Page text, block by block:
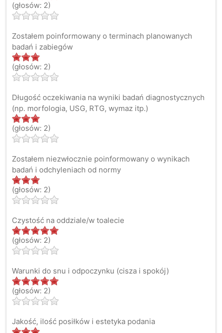
(głosów: 2)
Zostałem poinformowany o terminach planowanych
badań i zabiegów
(głosów: 2)
Długość oczekiwania na wyniki badań diagnostycznych
(np. morfologia, USG, RTG, wymaz itp.)
(głosów: 2)
Zostałem niezwłocznie poinformowany o wynikach
badań i odchyleniach od normy
(głosów: 2)
Czystość na oddziale/w toalecie
(głosów: 2)
Warunki do snu i odpoczynku (cisza i spokój)
(głosów: 2)
Jakość, ilość posiłków i estetyka podania